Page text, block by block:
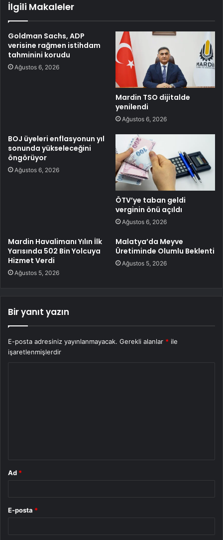
İlgili Makaleler
Goldman Sachs, ADP
verisine rağmen istihdam
tahminini korudu
Ağustos 6, 2026
Mardin TSO dijitalde
yenilendi
Ağustos 6, 2026
BOJ üyeleri enflasyonun yıl
sonunda yükseleceğini
öngörüyor
Ağustos 6, 2026
ÖTV’ye taban geldi
verginin önü açıldı
Ağustos 6, 2026
Mardin Havalimanı Yılın İlk
Yarısında 502 Bin Yolcuya
Hizmet Verdi
Ağustos 5, 2026
Malatya’da Meyve
Üretiminde Olumlu Beklenti
Ağustos 5, 2026
Bir yanıt yazın
E-posta adresiniz yayınlanmayacak. Gerekli alanlar * ile
işaretlenmişlerdir
Ad *
E-posta *